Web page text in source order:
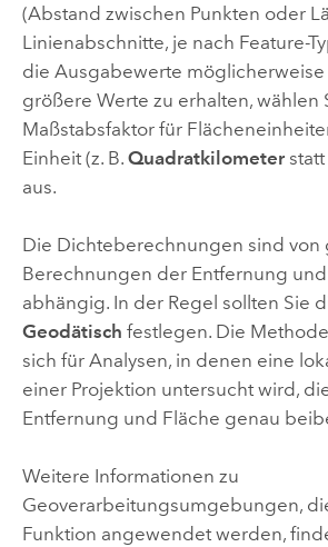
(Abstand zwischen Punkten oder
Linienabschnitte, je nach Feature-
die Ausgabewerte möglicherweise
größere Werte zu erhalten, wählen
Maßstabsfaktor für
Einheit (z. B. Quadratkilometerstatt
aus.
Die Dichteberechnungen sind von
Berechnungen der Entfernung
abhängig. In der Regel sollten Sie
Geodätisch festlegen. Die Methode
sich für Analysen, in denen eine
einer Projektion untersucht wird,
Entfernung und Fläche genau
Weitere Informationen zu
Geoverarbeitungsumgebungen,
Funktion angewendet werden,